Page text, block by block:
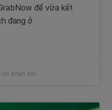
để vừa kết
đang ở
có phản hồi